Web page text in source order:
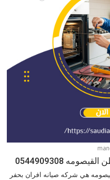
0544909308
هي شركه صيانه افران بحفر